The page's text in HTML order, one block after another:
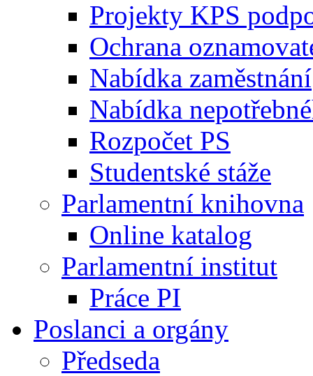
Projekty KPS
Ochrana
Nabídka zaměstnání
Nabídka
Rozpočet PS
Studentské stáže
Parlamentní knihovna
Online katalog
Parlamentní institut
Práce PI
Poslanci a orgány
Předseda